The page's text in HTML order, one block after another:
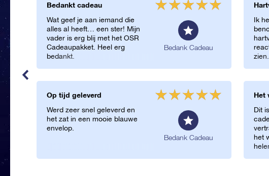
Bedankt cadeau
Wat geef je aan iemand die
alles al heeft… een ster! Mijn
vader is erg blij met het OSR
Cadeaupakket. Heel erg
bedankt.
Bedank Cadeau
Op tijd geleverd
Werd zeer snel geleverd en
het zat in een mooie blauwe
envelop.
Bedank Cadeau
Ik
zien.
Het
Dit
het